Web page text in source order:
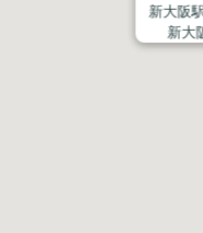
新大阪
新大